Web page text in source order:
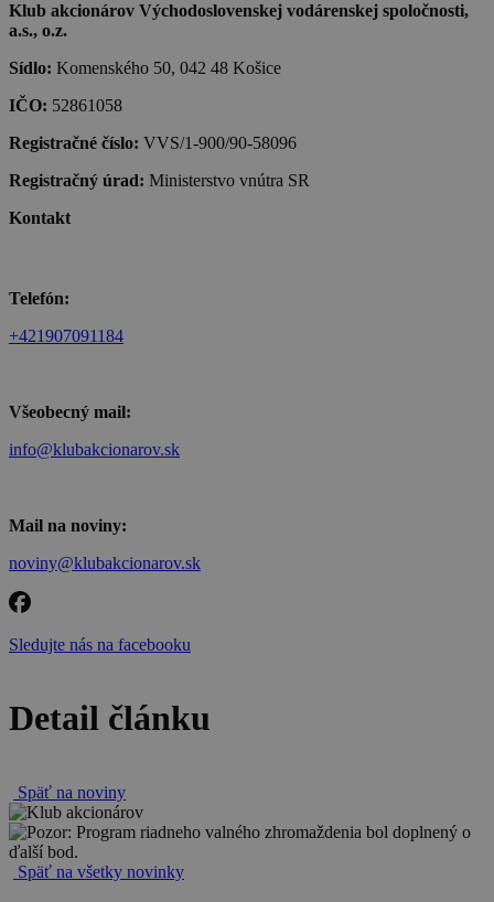
Klub akcionárov Východoslovenskej vodárenskej spoločnosti,
a.s., o.z.
Sídlo: Komenského 50, 042 48 Košice
IČO: 52861058
Registračné číslo: VVS/1-900/90-58096
Registračný úrad: Ministerstvo vnútra SR
Kontakt
Telefón:
+421907091184
Všeobecný mail:
info@klubakcionarov.sk
Mail na noviny:
noviny@klubakcionarov.sk
Sledujte nás na facebooku
Detail článku
Späť na noviny
Späť na všetky novinky